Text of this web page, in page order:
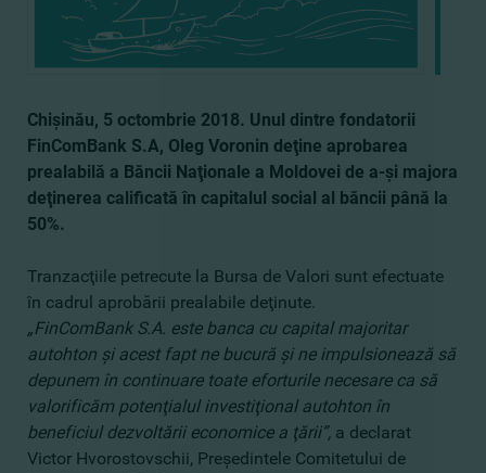
Chişinău, 5 octombrie 2018. Unul dintre fondatorii
FinComBank S.A, Oleg Voronin deţine aprobarea
prealabilă a Băncii Naţionale a Moldovei de a-şi majora
deţinerea calificată în capitalul social al băncii până la
50%.
Tranzacţiile petrecute la Bursa de Valori sunt efectuate
în cadrul aprobării prealabile deţinute.
„FinComBank S.A. este banca cu capital majoritar
autohton şi acest fapt ne bucură şi ne impulsionează să
depunem în continuare toate eforturile necesare ca să
valorificăm potenţialul investiţional autohton în
beneficiul dezvoltării economice a ţării”, a declarat
Victor Hvorostovschii, Preşedintele Comitetului de